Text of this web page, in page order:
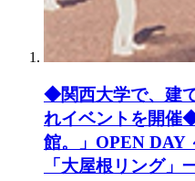
◆関西大学で、建
れイベントを開催
館。」OPEN DAY
「大屋根リング」